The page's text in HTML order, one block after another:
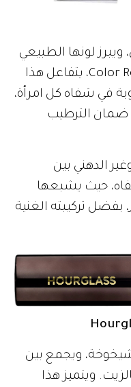
لونها الطبيعي
بشكل دائم. بفضل تقنية Color Reviver، يتفاعل هذا
في شفاه كل امرأة،
الترطيب
الدهني بين
حيث يشبعها
بفضل تركيبته الغنية
ويجمع بين
ويتميز هذا